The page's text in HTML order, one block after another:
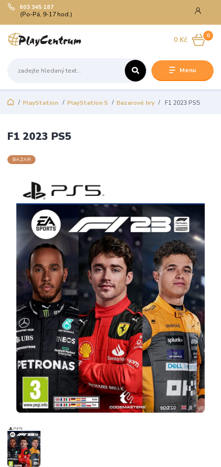
Menu
603 345 187
(Po-Pá, 9-17 hod.)
0
0 Kč
PlayStation PlayStation 5 Bazarové hry F1 2023 PS5
F1 2023 PS5
BAZAR